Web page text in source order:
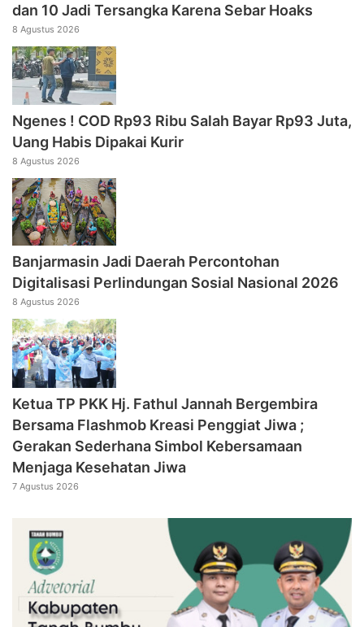
dan 10 Jadi Tersangka Karena Sebar Hoaks
8 Agustus 2026
Ngenes ! COD Rp93 Ribu Salah Bayar Rp93 Juta,
Uang Habis Dipakai Kurir
8 Agustus 2026
Banjarmasin Jadi Daerah Percontohan
Digitalisasi Perlindungan Sosial Nasional 2026
8 Agustus 2026
‎Ketua TP PKK Hj. Fathul Jannah Bergembira
Bersama Flashmob Kreasi Penggiat Jiwa ;
Gerakan Sederhana Simbol Kebersamaan
Menjaga Kesehatan Jiwa
7 Agustus 2026